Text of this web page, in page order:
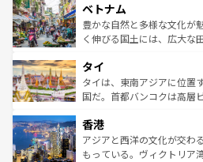
参照してほしい。
容にもいいと評判のスイー
が味わえる。 なお、
照してほしい。
き、地方に足を延ばせば四
できる。そして、キムチや
まで、さまざまな韓国料理
リティに包まれながら、韓
わってみて
覧を参照してほしい。
ベトナム
豊かな自然と多様な文化が
く伸びる国土には、広大な
急速な発展と共に伝統が息
ーチミン市のフランス統治
醸し出している。また、バ
とつ。フォーやバインミー
ひ現地で味わいたい。どの
が旅行者を迎えてくれるの
タイ
タイは、東南アジアに位置
国だ。首都バンコクは高層
の活気が交差している。北
帯で自然と触れ合い、南部
いビーチでリゾート気分を
香港
アジアと西洋の文化が交わ
もっている。ヴィクトリア